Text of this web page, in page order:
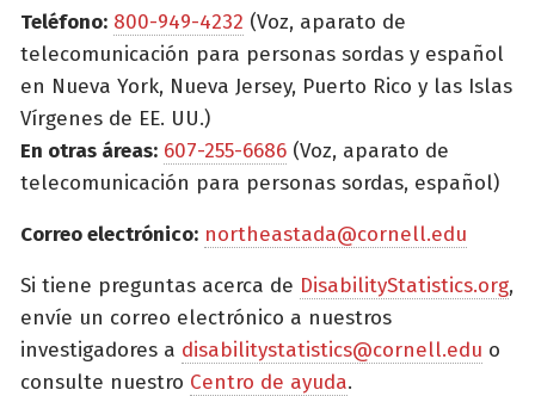
Teléfono: 800-949-4232 (Voz, aparato de
telecomunicación para personas sordas y español
en Nueva York, Nueva Jersey, Puerto Rico y las Islas
Vírgenes de EE. UU.)
En otras áreas: 607-255-6686 (Voz, aparato de
telecomunicación para personas sordas, español)
Correo electrónico: northeastada@cornell.edu
Si tiene preguntas acerca de DisabilityStatistics.org,
envíe un correo electrónico a nuestros
investigadores a disabilitystatistics@cornell.edu o
consulte nuestro Centro de ayuda.